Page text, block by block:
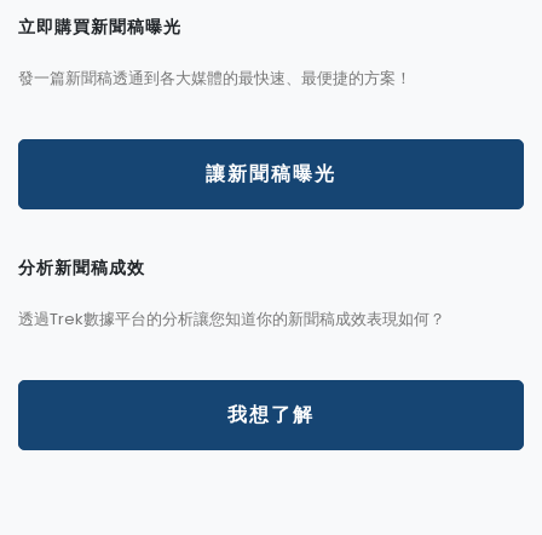
立即購買新聞稿曝光
發一篇新聞稿透通到各大媒體的最快速、最便捷的方案！
讓新聞稿曝光
分析新聞稿成效
透過Trek數據平台的分析讓您知道你的新聞稿成效表現如何？
我想了解